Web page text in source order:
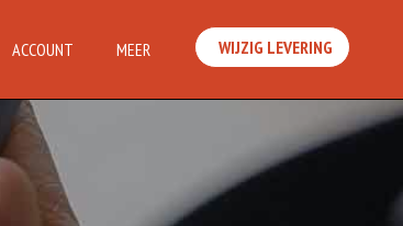
ACCOUNT MEER WIJZIG LEVERING